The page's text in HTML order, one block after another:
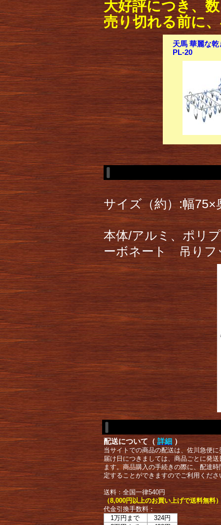
大好評につき、
売り切れる前に
天馬 華麗な
PL-20
サイズ（約）:幅75×
本体/アルミ、ポリ
ーボネート 吊り
配送について（ 詳細 ）
当サイトでの商品の配送は、佐川急便
届け日につきましては、商品ごとに発
ます。商品購入の手続きの際に、配達
定することができますのでご利用くださ
送料：全国一律540円
（8,000円以上のお買い上げで送料無料
代金引換手数料：
1万円まで
324円